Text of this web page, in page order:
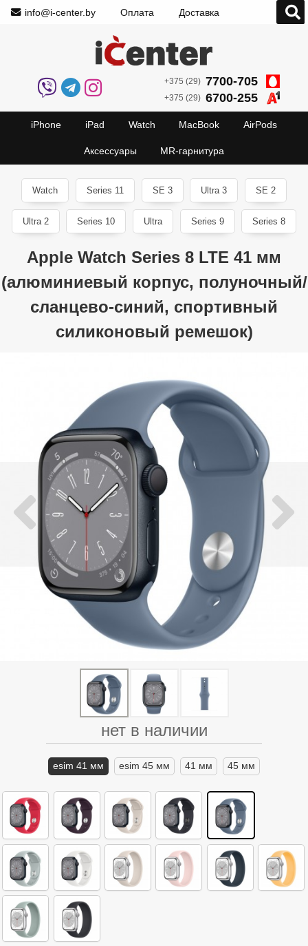
info@i-center.by Оплата Доставка
+375 (29) 7700-705
+375 (29) 6700-255
iPhone iPad Watch MacBook AirPods
Аксессуары MR-гарнитура
Watch Series 11 SE 3 Ultra 3 SE 2
Ultra 2 Series 10 Ultra Series 9 Series 8
Apple Watch Series 8 LTE 41 мм
(алюминиевый корпус, полуночный/
сланцево-синий, спортивный
силиконовый ремешок)
нет в наличии
esim 41 мм esim 45 мм 41 мм 45 мм